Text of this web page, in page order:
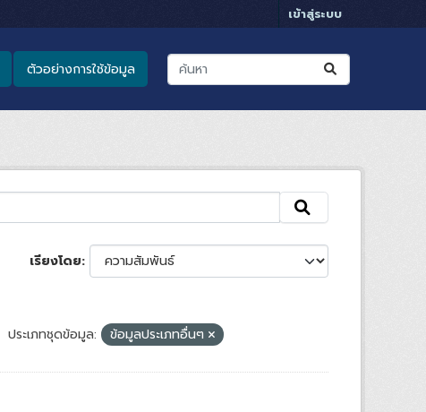
เข้าสู่ระบบ
ตัวอย่างการใช้ข้อมูล
เรียงโดย
ประเภทชุดข้อมูล: ข้อมูลประเภทอื่นๆ